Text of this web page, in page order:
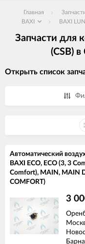
Главная
BAXI
BAXI
Запчасти для
(CSB)
Открыть список
Автоматический
BAXI ECO, ECO (3, 3
Comfort), MAIN, MAIN
COMFORT)
3